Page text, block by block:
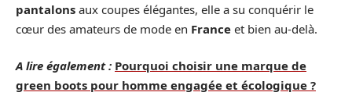
pantalons aux coupes élégantes, elle a su conquérir le
cœur des amateurs de mode en France et bien au-delà.
A lire également : Pourquoi choisir une marque de
green boots pour homme engagée et écologique ?